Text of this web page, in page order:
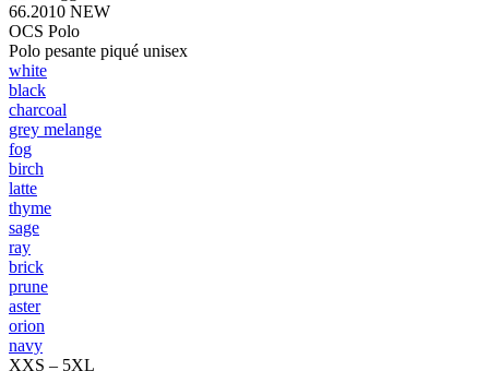
66.2010 NEW
OCS Polo
Polo pesante piqué unisex
white
black
charcoal
grey melange
fog
birch
latte
thyme
sage
ray
brick
prune
aster
orion
navy
XXS – 5XL